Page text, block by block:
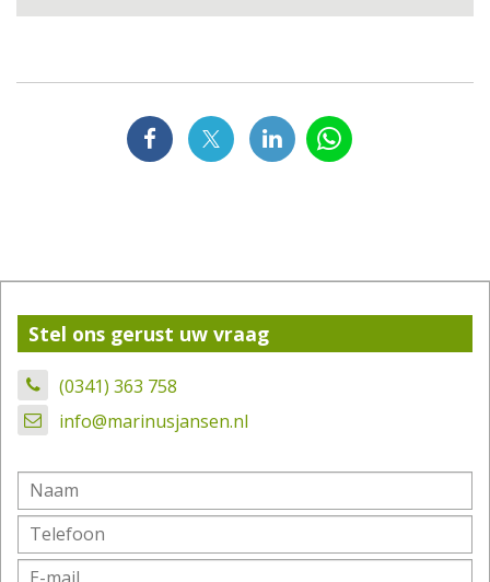
Stel ons gerust uw vraag
(0341) 363 758
info@marinusjansen.nl